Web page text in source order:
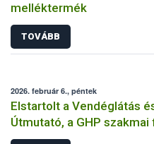
melléktermék
TOVÁBB
2026. február 6., péntek
Elstartolt a Vendéglátás
Útmutató, a GHP